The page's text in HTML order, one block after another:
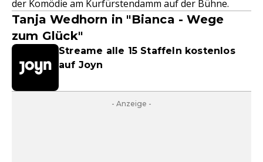
der Komödie am Kurfürstendamm auf der Bühne.
Tanja Wedhorn in "Bianca - Wege
zum Glück"
Streame alle 15 Staffeln kostenlos
auf Joyn
- Anzeige -